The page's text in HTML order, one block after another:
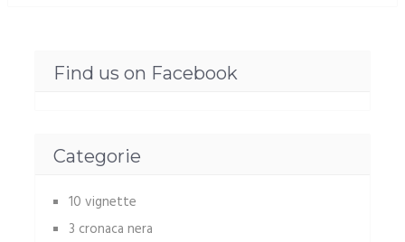
Find us on Facebook
Categorie
10 vignette
3 cronaca nera